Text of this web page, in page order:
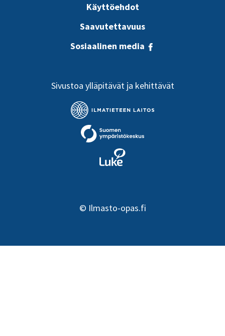
Käyttöehdot
Saavutettavuus
Sosiaalinen media
Sivustoa ylläpitävät ja kehittävät
© Ilmasto-opas.fi